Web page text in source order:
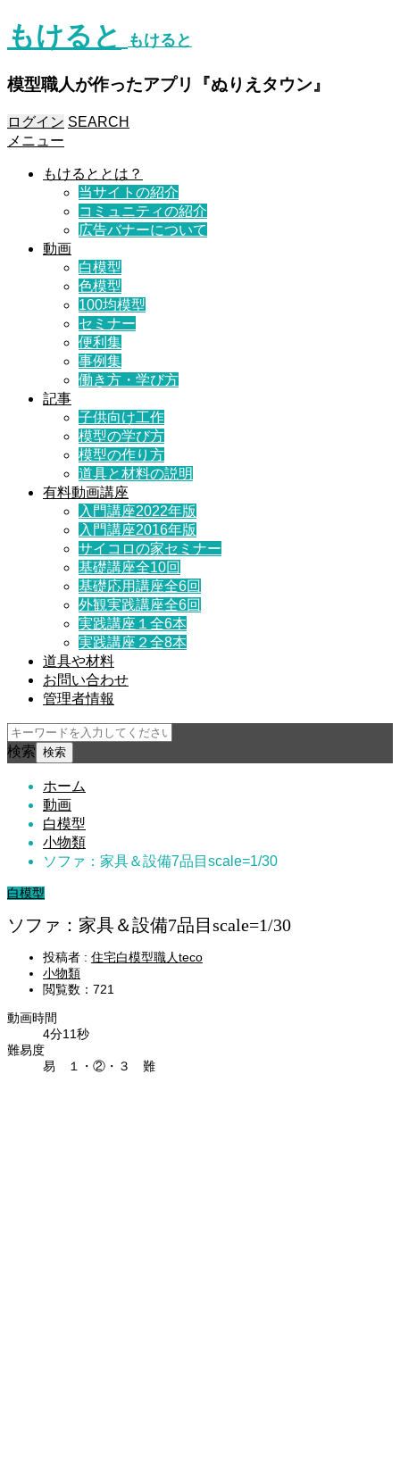
もけると もけると
模型職人が作ったアプリ『ぬりえタウン』
ログイン SEARCH
メニュー
もけるととは？
当サイトの紹介
コミュニティの紹介
広告バナーについて
動画
白模型
色模型
100均模型
セミナー
便利集
事例集
働き方・学び方
記事
子供向け工作
模型の学び方
模型の作り方
道具と材料の説明
有料動画講座
入門講座2022年版
入門講座2016年版
サイコロの家セミナー
基礎講座全10回
基礎応用講座全6回
外観実践講座全6回
実践講座１全6本
実践講座２全8本
道具や材料
お問い合わせ
管理者情報
検索
ホーム
動画
白模型
小物類
ソファ：家具＆設備7品目scale=1/30
白模型
ソファ：家具＆設備7品目scale=1/30
投稿者 : 住宅白模型職人teco
小物類
閲覧数：721
動画時間
4分11秒
難易度
易 １・②・３ 難